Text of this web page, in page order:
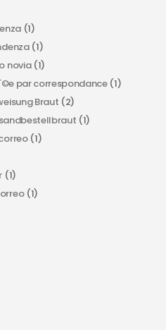
(1)
(1)
novia(1)
par correspondance(1)
Braut (2)
(1)
(1)
(1)
(1)